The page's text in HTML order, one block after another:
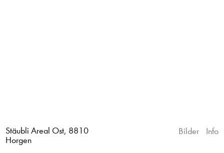
Stäubli Areal Ost, 8810
Horgen
Bilder Info